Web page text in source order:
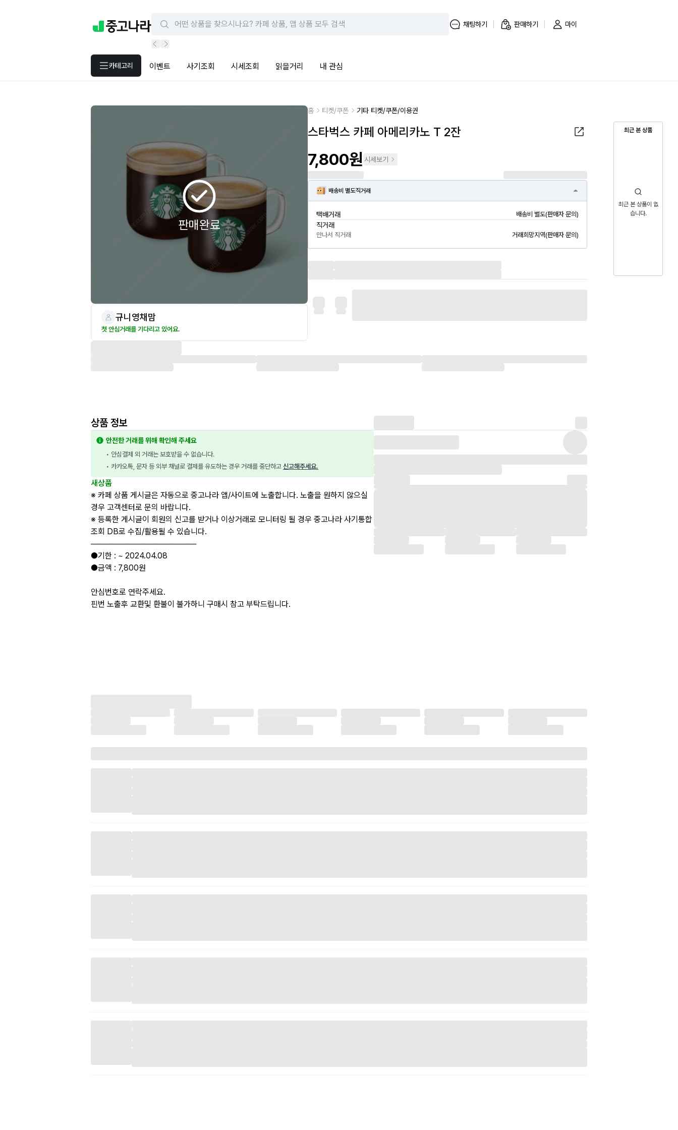
채팅하기 판매하기 마이
카테고리 이벤트 사기조회 시세조회 읽을거리 내 관심
최근 본 상품
최근 본 상품이 없
습니다.
판매완료
규니영채맘
첫 안심거래를 기다리고 있어요.
홈 티켓/쿠폰 기타 티켓/쿠폰/이용권
스타벅스 카페 아메리카노 T 2잔
7,800원 시세보기
배송비 별도직거래
택배거래 배송비 별도(판매자 문의)
직거래
만나서 직거래 거래희망지역(판매자 문의)
상품 정보
안전한 거래를 위해 확인해 주세요
• 안심결제 외 거래는 보호받을 수 없습니다.
• 카카오톡, 문자 등 외부 채널로 결제를 유도하는 경우 거래를 중단하고 신고해주세요.
새상품
※ 카페 상품 게시글은 자동으로 중고나라 앱/사이트에 노출합니다. 노출을 원하지 않으실
경우 고객센터로 문의 바랍니다.
※ 등록한 게시글이 회원의 신고를 받거나 이상거래로 모니터링 될 경우 중고나라 사기통합
조회 DB로 수집/활용될 수 있습니다.
───────────────────
●기한 : ~ 2024.04.08
●금액 : 7,800원
안심번호로 연락주세요.
핀번 노출후 교환및 환불이 불가하니 구매시 참고 부탁드립니다.